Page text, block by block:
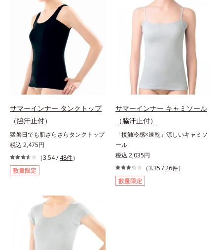
サマーインナー タンクトップ
（脇汗止付）
猛暑日でも肌さらさらタンクトップ
税込 2,475円
（3.54 / 48件）
数量限定
サマーインナー キャミソール
（脇汗止付）
「接触冷感×速乾」涼しいキャミソ
ール
税込 2,035円
（3.35 /26件）
数量限定